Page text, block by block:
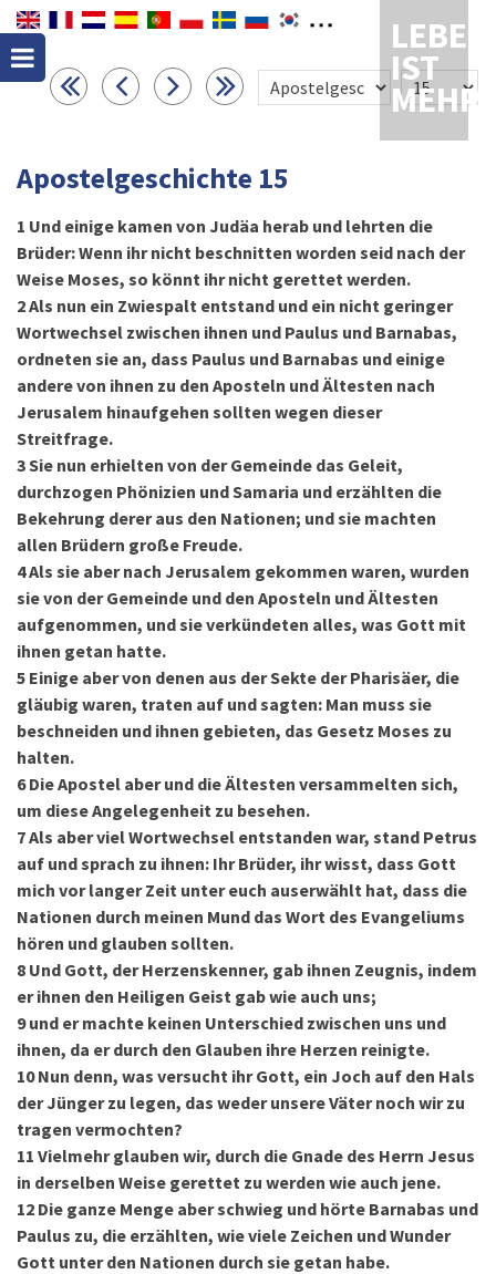
LEBEN
IST
MEHR
Apostelgeschichte 15
1 Und einige kamen von Judäa herab und lehrten die
Brüder: Wenn ihr nicht beschnitten worden seid nach der
Weise Moses, so könnt ihr nicht gerettet werden.
2Als nun ein Zwiespalt entstand und ein nicht geringer
Wortwechsel zwischen ihnen und Paulus und Barnabas,
ordneten sie an, dass Paulus und Barnabas und einige
andere von ihnen zu den Aposteln und Ältesten nach
Jerusalem hinaufgehen sollten wegen dieser
Streitfrage.
3Sie nun erhielten von der Gemeinde das Geleit,
durchzogen Phönizien und Samaria und erzählten die
Bekehrung derer aus den Nationen; und sie machten
allen Brüdern große Freude.
4Als sie aber nach Jerusalem gekommen waren, wurden
sie von der Gemeinde und den Aposteln und Ältesten
aufgenommen, und sie verkündeten alles, was Gott mit
ihnen getan hatte.
5 Einige aber von denen aus der Sekte der Pharisäer, die
gläubig waren, traten auf und sagten: Man muss sie
beschneiden und ihnen gebieten, das Gesetz Moses zu
halten.
6 Die Apostel aber und die Ältesten versammelten sich,
um diese Angelegenheit zu besehen.
7Als aber viel Wortwechsel entstanden war, stand Petrus
auf und sprach zu ihnen: Ihr Brüder, ihr wisst, dass Gott
mich vor langer Zeit unter euch auserwählt hat, dass die
Nationen durch meinen Mund das Wort des Evangeliums
hören und glauben sollten.
8 Und Gott, der Herzenskenner, gab ihnen Zeugnis, indem
er ihnen den Heiligen Geist gab wie auch uns;
9 und er machte keinen Unterschied zwischen uns und
ihnen, da er durch den Glauben ihre Herzen reinigte.
10 Nun denn, was versucht ihr Gott, ein Joch auf den Hals
der Jünger zu legen, das weder unsere Väter noch wir zu
tragen vermochten?
11 Vielmehr glauben wir, durch die Gnade des Herrn Jesus
in derselben Weise gerettet zu werden wie auch jene.
12 Die ganze Menge aber schwieg und hörte Barnabas und
Paulus zu, die erzählten, wie viele Zeichen und Wunder
Gott unter den Nationen durch sie getan habe.